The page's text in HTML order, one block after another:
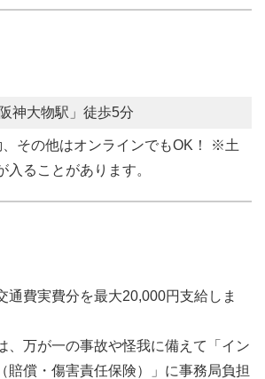
神大物駅」徒歩5分
その他はオンラインでもOK！ ※土
入ることがあります。
通費実費分を最大20,000円支給しま
、万が一の事故や怪我に備えて「イン
賠償・傷害責任保険）」に事務局負担